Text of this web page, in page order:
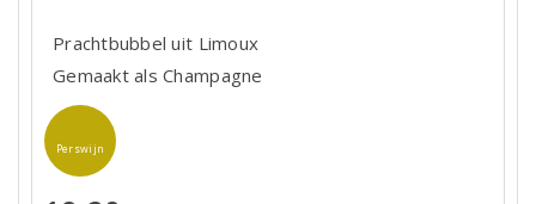
Prachtbubbel uit Limoux
Gemaakt als Champagne
Perswijn